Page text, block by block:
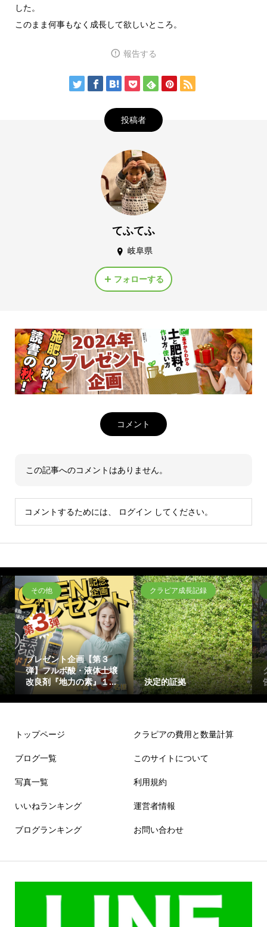
した。
このまま何事もなく成長して欲しいところ。
報告する
投稿者
てふてふ
岐阜県
フォローする
コメント
この記事へのコメントはありません。
コメントするためには、 ログイン してください。
その他
プレゼント企画【第３
弾】フルボ酸・液体土壌
改良剤『地力の素』１...
クラピア成長記録
決定的証拠
トップページ
ブログ一覧
写真一覧
いいねランキング
ブログランキング
クラピアの費用と数量計算
このサイトについて
利用規約
運営者情報
お問い合わせ